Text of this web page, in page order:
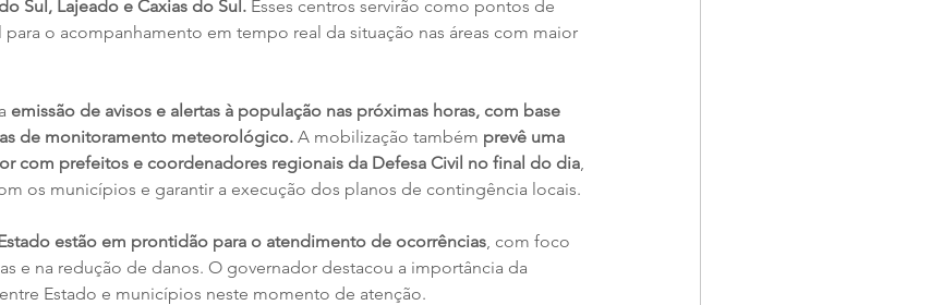
Sul, Lajeado e Caxias do Sul. Esses centros servirão como pontos de
o acompanhamento em tempo real da situação nas áreas com maior
emissão de avisos e alertas à população nas próximas horas, com base
de monitoramento meteorológico. A mobilização também prevê uma
com prefeitos e coordenadores regionais da Defesa Civil no final do dia
os municípios e garantir a execução dos planos de contingência locais.
estão em prontidão para o atendimento de ocorrências , com foco
e na redução de danos. O governador destacou a importância da
Estado e municípios neste momento de atenção.